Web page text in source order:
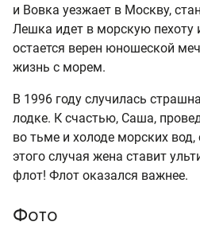
и Вовка уезжает в Москву,
Лешка идет в морскую пехоту
остается верен юношеской
жизнь с морем.
В 1996 году случилась
лодке. К счастью, Саша,
во тьме и холоде морских
этого случая жена ставит
флот! Флот оказался важнее.
Фото